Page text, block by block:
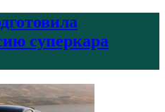
суперкара